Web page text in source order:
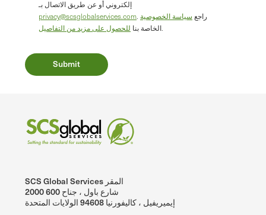
إلكتروني أو عن طريق الاتصال بـ
privacy@scsglobalservices.com
. راجع سياسة الخصوصية
الخاصة بنا للحصول على مزيد من التفاصيل
SCS Global Services المقر
2000 شارع باول ، جناح 600
إيميريفيل ، كاليفورنيا 94608 الولايات المتحدة